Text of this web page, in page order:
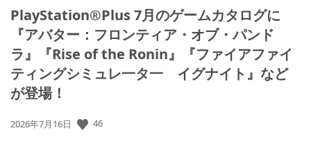
PlayStation®Plus 7月のゲームカタログに
『アバター：フロンティア・オブ・パンド
ラ』『Rise of the Ronin』『ファイアファイ
ティングシミュレ一タ一 イグナイト』など
が登場！
公
2026年7月16日 46